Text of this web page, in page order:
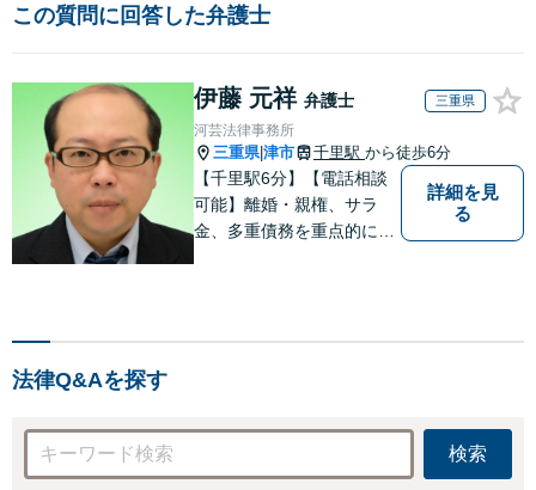
この質問に回答した弁護士
伊藤 元祥 弁護士 三重県
河芸法律事務所
三重県|津市 千里駅 から徒歩6分
【千里駅6分】【電話相談
可能】離婚・親権、サラ
金、多重債務を重点的に取
詳細を見
る
法律Q&Aを探す
検索